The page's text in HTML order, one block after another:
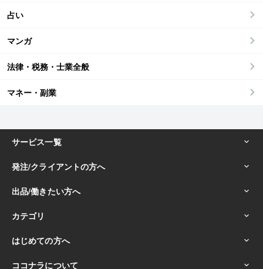
占い
マンガ
法律・税務・士業全般
マネー・副業